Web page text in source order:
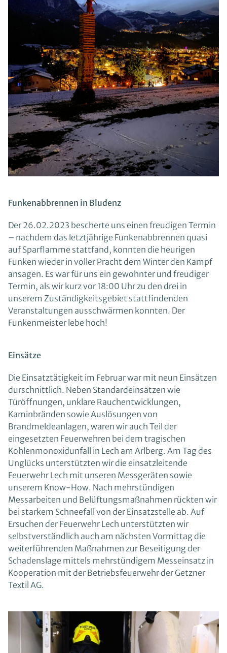
Funkenabbrennen in Bludenz
Der 26.02.2023 bescherte uns einen freudigen Termin
– nachdem das letztjährige Funkenabbrennen quasi
auf Sparflamme stattfand, konnten die heurigen
Funken wieder in voller Pracht dem Winter den Kampf
ansagen. Es war für uns ein gewohnter und freudiger
Termin, als wir kurz vor 18:00 Uhr zu den drei in
unserem Zuständigkeitsgebiet stattfindenden
Veranstaltungen ausschwärmen konnten. Der
Funkenmeister lebe hoch!
Einsätze
Die Einsatztätigkeit im Februar war mit neun Einsätzen
durschnittlich. Neben Standardeinsätzen wie
Türöffnungen, unklare Rauchentwicklungen,
Kaminbränden sowie Auslösungen von
Brandmeldeanlagen, waren wir auch Teil der
eingesetzten Feuerwehren bei dem tragischen
Kohlenmonoxidunfall in Lech am Arlberg. Am Tag des
Unglücks unterstützten wir die einsatzleitende
Feuerwehr Lech mit unseren Messgeräten sowie
unserem Know-How. Nach mehrstündigen
Messarbeiten und Belüftungsmaßnahmen rückten wir
bei starkem Schneefall von der Einsatzstelle ab. Auf
Ersuchen der Feuerwehr Lech unterstützten wir
selbstverständlich auch am nächsten Vormittag die
weiterführenden Maßnahmen zur Beseitigung der
Schadenslage mittels mehrstündigem Messeinsatz in
Kooperation mit der Betriebsfeuerwehr der Getzner
Textil AG.